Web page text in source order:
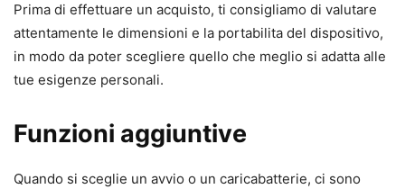
Prima di effettuare un acquisto, ti consigliamo di valutare
attentamente le dimensioni e la portabilita del dispositivo,
in modo da poter scegliere quello che meglio si adatta alle
tue esigenze personali.
Funzioni aggiuntive
Quando si sceglie un avvio o un caricabatterie, ci sono